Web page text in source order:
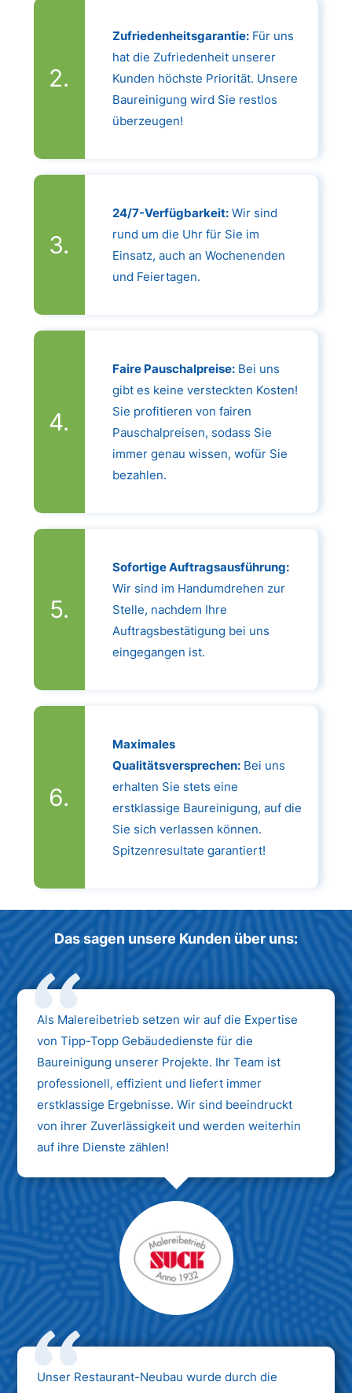
Zufriedenheitsgarantie:Für uns
hat die Zufriedenheit unserer
Kunden höchste Priorität. Unsere
Baureinigung wird Sie restlos
überzeugen!
24/7-Verfügbarkeit:Wir sind
rund um die Uhr für Sie im
Einsatz, auch an Wochenenden
und Feiertagen.
Faire Pauschalpreise:Bei uns
gibt es keine versteckten Kosten!
Sie profitieren von fairen
Pauschalpreisen, sodass Sie
immer genau wissen, wofür Sie
bezahlen.
Sofortige Auftragsausführung:
Wir sind im Handumdrehen zur
Stelle, nachdem Ihre
Auftragsbestätigung bei uns
eingegangen ist.
Maximales
Qualitätsversprechen:Bei uns
erhalten Sie stets eine
erstklassige Baureinigung, auf die
Sie sich verlassen können.
Spitzenresultate garantiert!
Das sagen unsere Kunden über uns:
Als Malereibetrieb setzen wir auf die Expertise
von Tipp-Topp Gebäudedienste für die
Baureinigung unserer Projekte. Ihr Team ist
professionell, effizient und liefert immer
erstklassige Ergebnisse. Wir sind beeindruckt
von ihrer Zuverlässigkeit und werden weiterhin
auf ihre Dienste zählen!
Unser Restaurant-Neubau wurde durch die